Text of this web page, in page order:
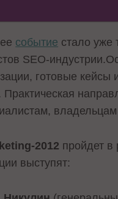
событие стало уже
SEO-
готовые кейсы
Практическая
2012 пройдет в
выступят: